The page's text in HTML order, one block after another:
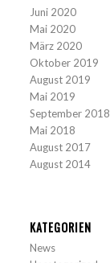
Juni 2020
Mai 2020
März 2020
Oktober 2019
August 2019
Mai 2019
September 2018
Mai 2018
August 2017
August 2014
KATEGORIEN
News